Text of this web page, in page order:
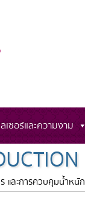
ลเซอร์และความงาม
และการควบคุมน้ำหนัก